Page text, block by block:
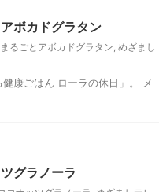
ボカドグラタン
るごとアボカドグラタン, めざまし
康ごはん ローラの休日」。 メ
グラノーラ